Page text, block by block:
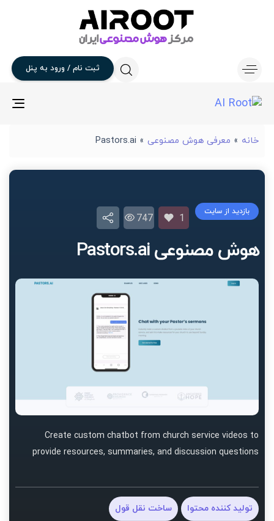
ثبت نام / ورود به پنل
خانه » معرفی هوش مصنوعی »
Pastors.ai
هوش مصنوعی Pastors.ai
بازدید از سایت
1
747
Create custom chatbot from church service videos to
provide resources, summaries, and discussion questions
تولید کننده محتوا ساخت نقل قول